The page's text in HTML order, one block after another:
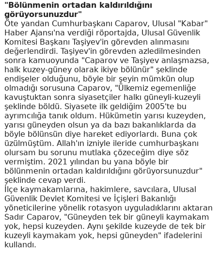
"Bölünmenin ortadan kaldırıldığını
görüyorsunuzdur"
Öte yandan Cumhurbaşkanı Caparov, Ulusal "Kabar"
Haber Ajansı'na verdiği röportajda, Ulusal Güvenlik
Komitesi Başkanı Taşiyev'in görevden alınmasını
değerlendirdi. Taşiyev'in görevden azledilmesinden
sonra kamuoyunda "Caparov ve Taşiyev anlaşmazsa,
halk kuzey-güney olarak ikiye bölünür" şeklinde
endişeler olduğunu, böyle bir şeyin mümkün olup
olmadığı sorusuna Caparov, "Ülkemiz egemenliğe
kavuştuktan sonra siyasetçiler halkı güneyli-kuzeyli
şeklinde böldü. Siyasete ilk geldiğim 2005'te bu
ayrımcılığa tanık oldum. Hükümetin yarısı kuzeyden,
yarısı güneyden olsun ya da bazı bakanlıklarda da
böyle bölünsün diye hareket ediyorlardı. Buna çok
üzülmüştüm. Allah'ın izniyle ileride cumhurbaşkanı
olursam bu sorunu mutlaka çözeceğim diye söz
vermiştim. 2021 yılından bu yana böyle bir
bölünmenin ortadan kaldırıldığını görüyorsunuzdur"
şeklinde cevap verdi.
İlçe kaymakamlarına, hakimlere, savcılara, Ulusal
Güvenlik Devlet Komitesi ve İçişleri Bakanlığı
yöneticilerine yönelik rotasyon uyguladıklarını aktaran
Sadır Caparov, "Güneyden tek bir güneyli kaymakam
yok, hepsi kuzeyden. Aynı şekilde kuzeyde de tek bir
kuzeyli kaymakam yok, hepsi güneyden" ifadelerini
kullandı.